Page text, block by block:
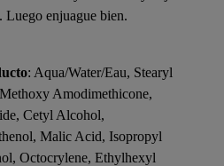
Luego enjuague bien.
: Aqua/Water/Eau, Stearyl
Amodimethicone,
Cetyl Alcohol,
Malic Acid, Isopropyl
Octocrylene, Ethylhexyl